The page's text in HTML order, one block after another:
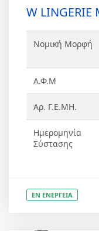
W
Νομική Μορφή
Α.Φ.Μ
Αρ. Γ.Ε.ΜΗ.
Ημερομηνία
Σύστασης
ΕΝ ΕΝΕΡΓΕΙΑ